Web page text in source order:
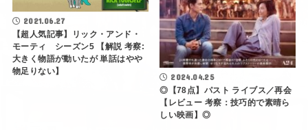
2021.06.27
【超人気記事】リック・アンド・
モーティ シーズン5 【解説 考察:
大きく物語が動いたが 単話はやや
物足りない】
2024.04.25
◎【78点】パスト ライブス／再会
【レビュー 考察：技巧的で素晴ら
しい映画】◎